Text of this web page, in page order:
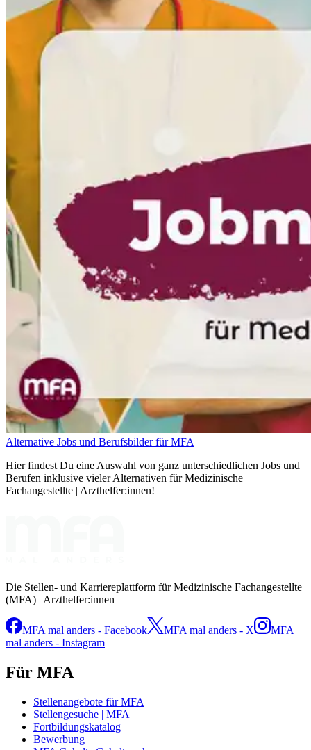
Alternative Jobs und Berufsbilder für MFA
Hier findest Du eine Auswahl von ganz unterschiedlichen Jobs und
Berufen inklusive vieler Alternativen für Medizinische
Fachangestellte | Arzthelfer:innen!
Die Stellen- und Karriereplattform für Medizinische Fachangestellte
(MFA) | Arzthelfer:innen
MFA mal anders - Facebook MFA mal anders - X
MFA
mal anders - Instagram
Für MFA
Stellenangebote für MFA
Stellengesuche | MFA
Fortbildungskatalog
Bewerbung